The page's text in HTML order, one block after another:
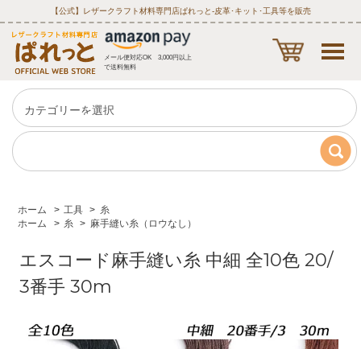
【公式】レザークラフト材料専門店ぱれっと‐皮革･キット･工具等を販売
メール便対応OK 3,000円以上
で送料無料
ホーム > 工具 > 糸
ホーム
> 糸 > 麻手縫い糸（ロウなし）
エスコード麻手縫い糸 中細 全10色 20/
3番手 30m